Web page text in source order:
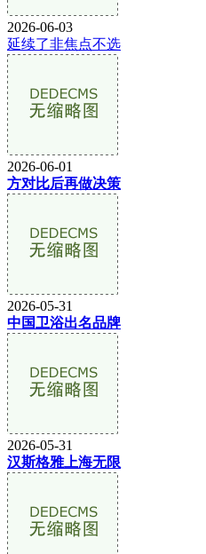
2026-06-03
延续了非焦点不选
2026-06-01
方对比后再做决策
2026-05-31
中国卫浴出名品牌
2026-05-31
汉斯格雅上海无限